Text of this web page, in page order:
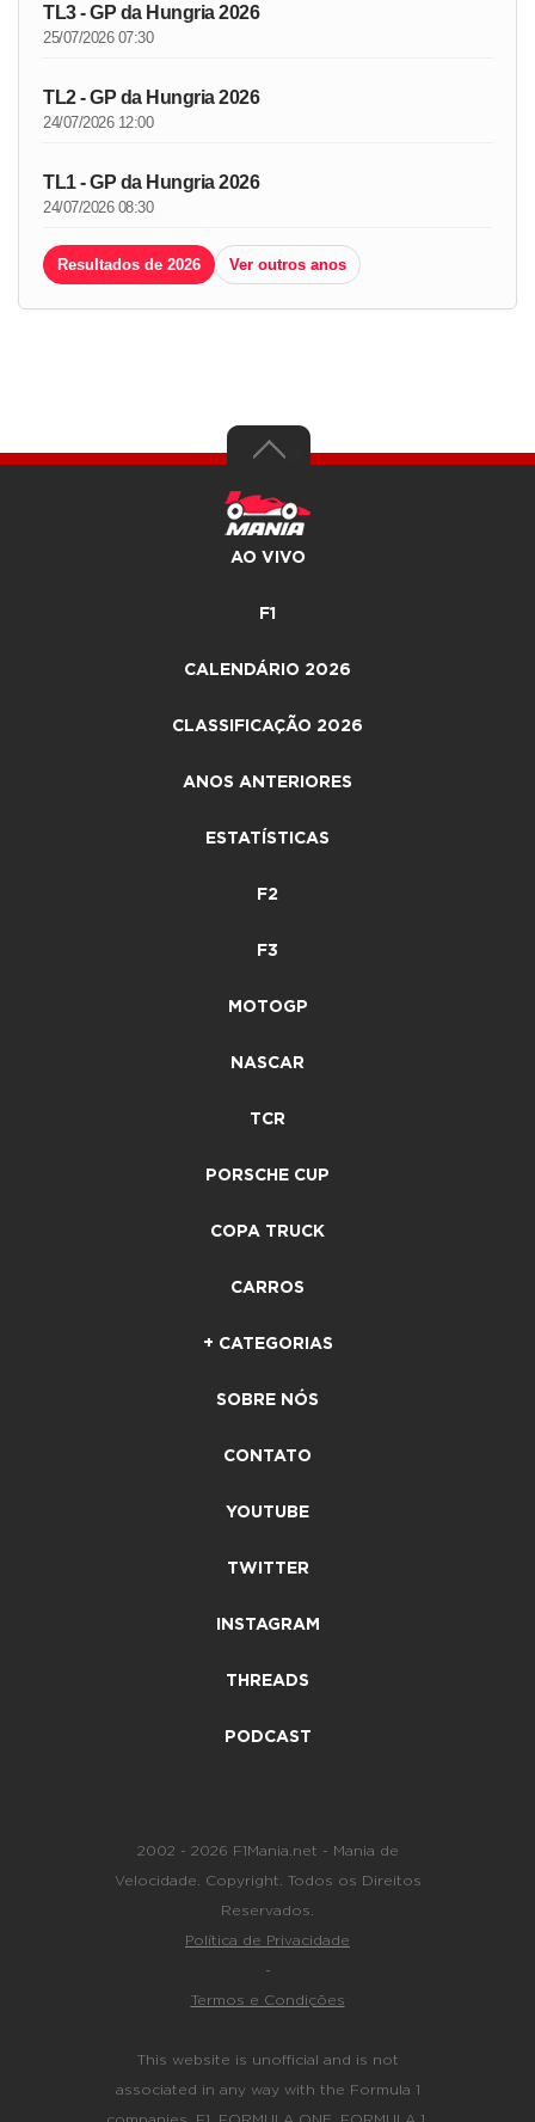
TL3 - GP da Hungria 2026
25/07/2026 07:30
TL2 - GP da Hungria 2026
24/07/2026 12:00
TL1 - GP da Hungria 2026
24/07/2026 08:30
Resultados de 2026 Ver outros anos
AO VIVO
F1
CALENDÁRIO 2026
CLASSIFICAÇÃO 2026
ANOS ANTERIORES
ESTATÍSTICAS
F2
F3
MOTOGP
NASCAR
TCR
PORSCHE CUP
COPA TRUCK
CARROS
+ CATEGORIAS
SOBRE NÓS
CONTATO
YOUTUBE
TWITTER
INSTAGRAM
THREADS
PODCAST
2002 - 2026 F1Mania.net - Mania de
Velocidade. Copyright. Todos os Direitos
Reservados.
Política de Privacidade
-
Termos e Condições
This website is unofficial and is not
associated in any way with the Formula 1